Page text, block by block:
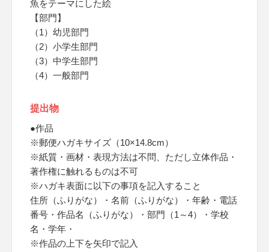
魚をテーマにした絵
【部門】
（1）幼児部門
（2）小学生部門
（3）中学生部門
（4）一般部門
提出物
●作品
※郵便ハガキサイズ（10×14.8cm）
※紙質・画材・表現方法は不問、ただし立体作品・
著作権に触れるものは不可
※ハガキ表面に以下の事項を記入すること
住所（ふりがな）・名前（ふりがな）・年齢・電話
番号・作品名（ふりがな）・部門（1～4）・学校
名・学年・
※作品の上下を矢印で記入